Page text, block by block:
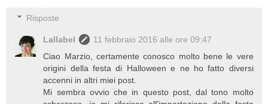
Risposte
Lallabel
11 febbraio 2016 alle ore 09:47
Ciao Marzio, certamente conosco molto bene le vere
origini della festa di Halloween e ne ho fatto diversi
accenni in altri miei post.
Mi sembra ovvio che in questo post, dal tono molto